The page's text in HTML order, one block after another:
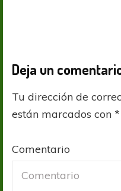
Deja un
Tu dirección de
están marcados con*
Comentario